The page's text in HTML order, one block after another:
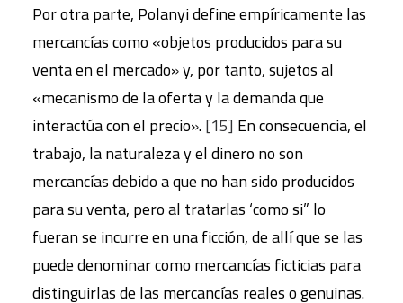
Por otra parte, Polanyi define empíricamente las
mercancías como «objetos producidos para su
venta en el mercado» y, por tanto, sujetos al
«mecanismo de la oferta y la demanda que
interactúa con el precio».[15] En consecuencia, el
trabajo, la naturaleza y el dinero no son
mercancías debido a que no han sido producidos
para su venta, pero al tratarlas ‘como si” lo
fueran se incurre en una ficción, de allí que se las
puede denominar como mercancías ficticias para
distinguirlas de las mercancías reales o genuinas.